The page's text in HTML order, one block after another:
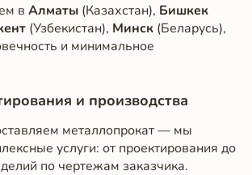
в Алматы(Казахстан), Бишкек
(Узбекистан), Минск(Беларусь),
и минимальное
и производства
металлопрокат — мы
услуги: от проектирования до
по чертежам заказчика.